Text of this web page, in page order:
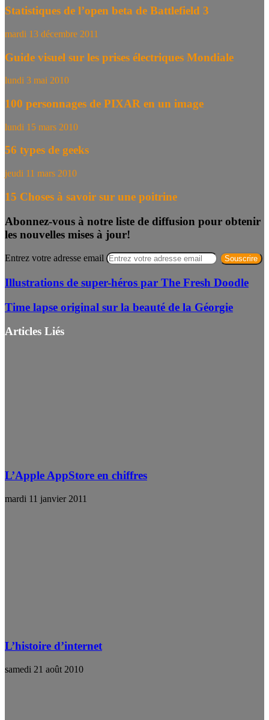
Statistiques de l’open beta de Battlefield 3
mardi 13 décembre 2011
Guide visuel sur les prises électriques Mondiale
lundi 3 mai 2010
100 personnages de PIXAR en un image
lundi 15 mars 2010
56 types de geeks
jeudi 11 mars 2010
15 Choses à savoir sur une poitrine
Abonnez-vous à notre liste de diffusion pour obtenir
les nouvelles mises à jour!
Entrez votre adresse email
Illustrations de super-héros par The Fresh Doodle
Time lapse original sur la beauté de la Géorgie
Articles Liés
L’Apple AppStore en chiffres
mardi 11 janvier 2011
L’histoire d’internet
samedi 21 août 2010